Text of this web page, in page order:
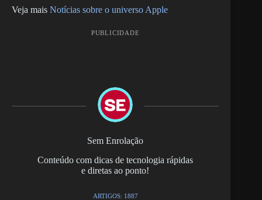
Veja mais Notícias sobre o universo Apple
PUBLICIDADE
Sem Enrolação
Conteúdo com dicas de tecnologia rápidas
e diretas ao ponto!
ARTIGOS: 1887